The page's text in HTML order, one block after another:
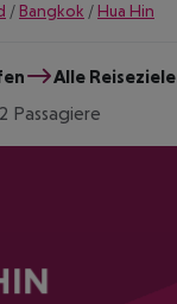
/ Bangkok / Hua Hin
Alle Reiseziele
2 Passagiere